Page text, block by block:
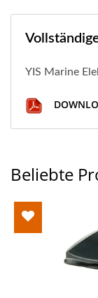
YIS Marine
Beliebte